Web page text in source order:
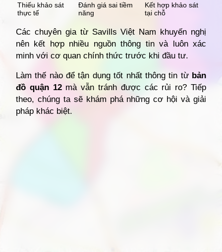
Thiếu khảo sát
thực tế
Đánh giá sai tiềm
năng
Kết hợp khảo sát
tại chỗ
Các chuyên gia từ Savills Việt Nam khuyến nghị
nên kết hợp nhiều nguồn thông tin và luôn xác
minh với cơ quan chính thức trước khi đầu tư.
Làm thế nào để tận dụng tốt nhất thông tin từ bản
đồ quận 12mà vẫn tránh được các rủi ro? Tiếp
theo, chúng ta sẽ khám phá những cơ hội và giải
pháp khác biệt.